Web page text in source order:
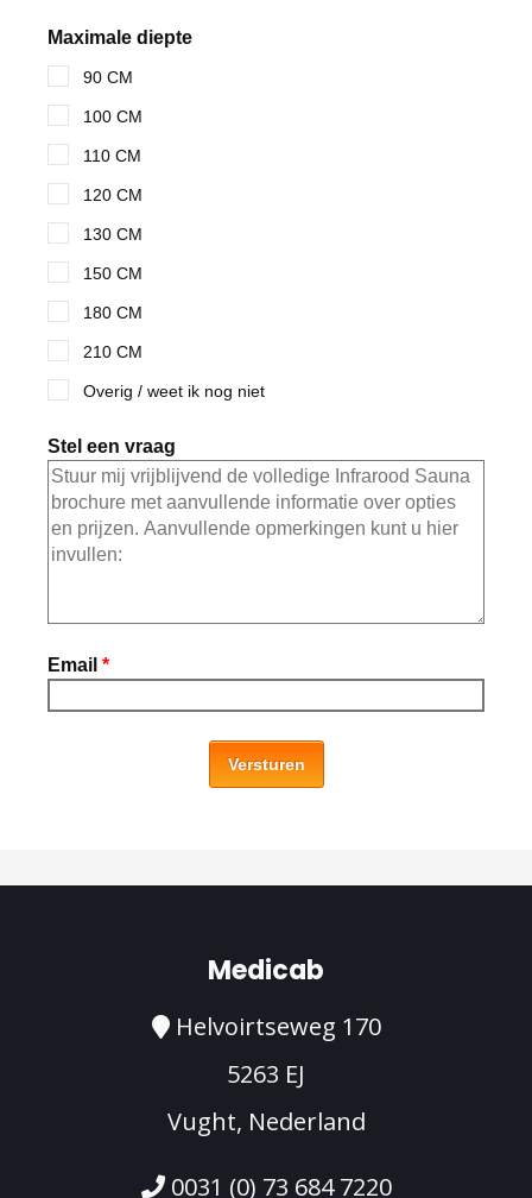
Maximale diepte
90 CM
100 CM
110 CM
120 CM
130 CM
150 CM
180 CM
210 CM
Overig / weet ik nog niet
Stel een vraag
Email *
Versturen
Medicab
Helvoirtseweg 170
5263 EJ
Vught, Nederland
0031 (0) 73 684 7220